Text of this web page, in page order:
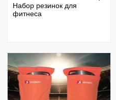
Набор резинок для
фитнеса